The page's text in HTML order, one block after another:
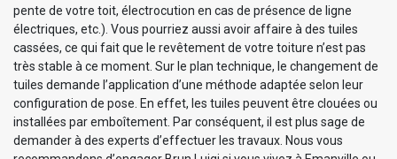
pente de votre toit, électrocution en cas de présence de ligne
électriques, etc.). Vous pourriez aussi avoir affaire à des tuiles
cassées, ce qui fait que le revêtement de votre toiture n’est pas
très stable à ce moment. Sur le plan technique, le changement de
tuiles demande l’application d’une méthode adaptée selon leur
configuration de pose. En effet, les tuiles peuvent être clouées ou
installées par emboîtement. Par conséquent, il est plus sage de
demander à des experts d’effectuer les travaux. Nous vous